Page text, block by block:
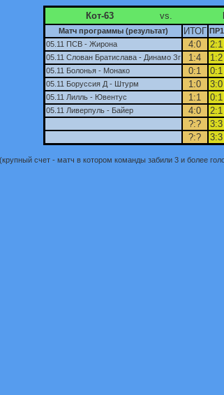
Кот-63 vs.
Матч программы (результат) ИТОГ ПР1
05.11 ПСВ - Жирона
4:0 2:1
05.11 Слован Братислава - Динамо Зг 1:4 1:2
05.11 Болонья - Монако 0:1 0:1
05.11 Боруссия Д - Штурм 1:0 3:0
05.11 Лилль - Ювентус 1:1 0:1
05.11 Ливерпуль - Байер 4:0 2:1
?:?
3:3
?:?
3:3
счет - матч в котором команды забили 3 и более